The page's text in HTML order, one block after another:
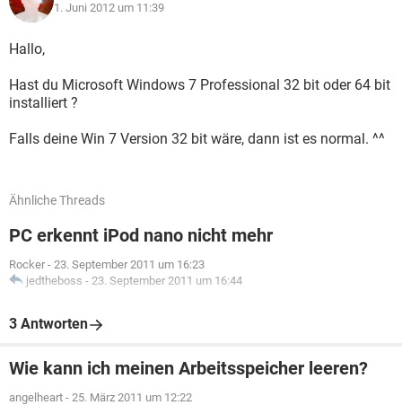
1. Juni 2012 um 11:39
Hallo,
Hast du Microsoft Windows 7 Professional 32 bit oder 64 bit
installiert ?
Falls deine Win 7 Version 32 bit wäre, dann ist es normal. ^^
Ähnliche Threads
PC erkennt iPod nano nicht mehr
Rocker - 23. September 2011 um 16:23
jedtheboss - 23. September 2011 um 16:44
3 Antworten
Wie kann ich meinen Arbeitsspeicher leeren?
angelheart - 25. März 2011 um 12:22